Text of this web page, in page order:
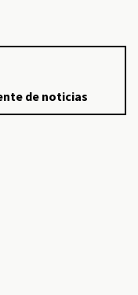
de noticias